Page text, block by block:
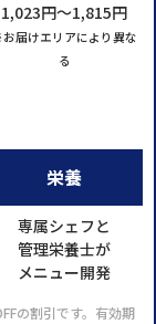
1,023円～1,815円
届けエリアにより異な
る
栄養
専属シェフと
管理栄養士が
メニュー開発
の割引です。有効期